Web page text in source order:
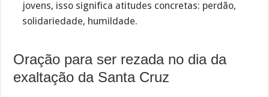
jovens, isso significa atitudes concretas: perdão,
solidariedade, humildade.
Oração para ser rezada no dia da
exaltação da Santa Cruz